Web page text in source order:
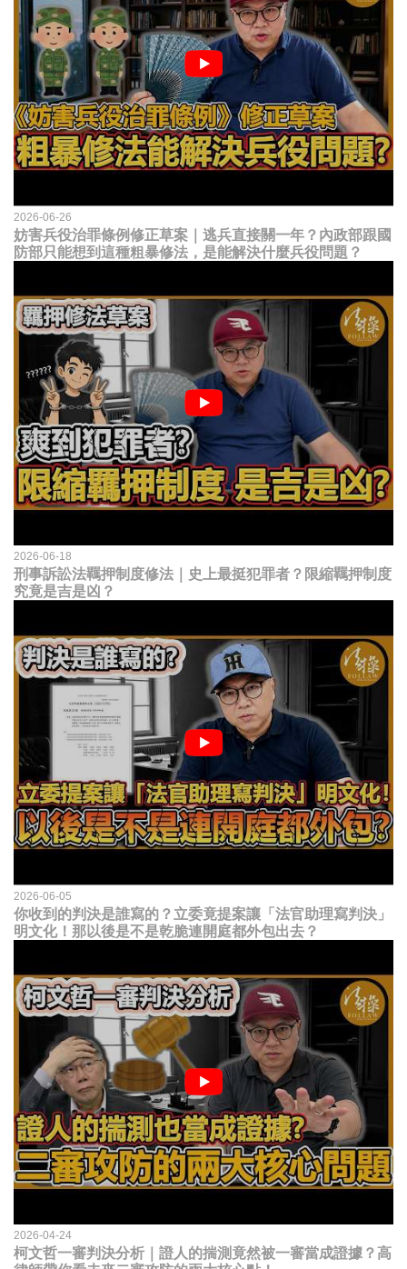
2026-06-26
妨害兵役治罪條例修正草案｜逃兵直接關一年？內政部跟國
防部只能想到這種粗暴修法，是能解決什麼兵役問題？
2026-06-18
刑事訴訟法羈押制度修法｜史上最挺犯罪者？限縮羈押制度
究竟是吉是凶？
2026-06-05
你收到的判決是誰寫的？立委竟提案讓「法官助理寫判決」
明文化！那以後是不是乾脆連開庭都外包出去？
2026-04-24
柯文哲一審判決分析｜證人的揣測竟然被一審當成證據？高